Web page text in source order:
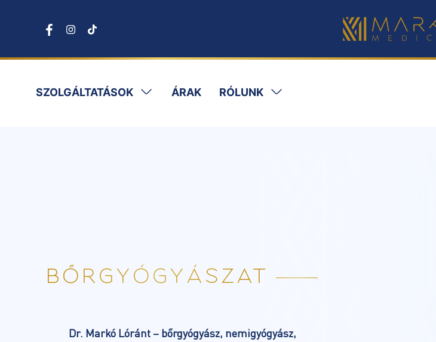
SZOLGÁLTATÁSOK ÁRAK RÓLUNK
BŐRGYÓGYÁSZAT
Dr. Markó Lóránt – bőrgyógyász, nemigyógyász,